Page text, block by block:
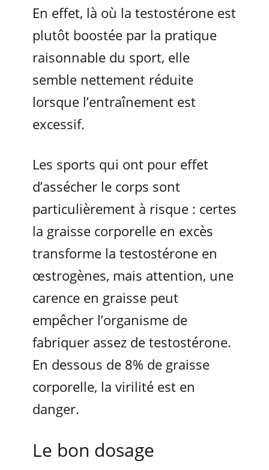
En effet, là où la testostérone est
plutôt boostée par la pratique
raisonnable du sport, elle
semble nettement réduite
lorsque l’entraînement est
excessif.
Les sports qui ont pour effet
d’assécher le corps sont
particulièrement à risque : certes
la graisse corporelle en excès
transforme la testostérone en
œstrogènes, mais attention, une
carence en graisse peut
empêcher l’organisme de
fabriquer assez de testostérone.
En dessous de 8% de graisse
corporelle, la virilité est en
danger.
Le bon dosage